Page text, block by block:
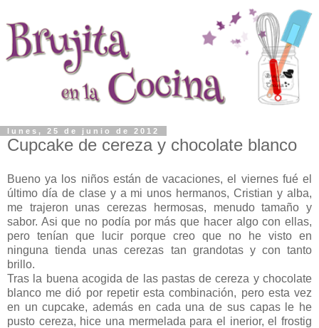
lunes, 25 de junio de 2012
Cupcake de cereza y chocolate blanco
Bueno ya los niños están de vacaciones, el viernes fué el
último día de clase y a mi unos hermanos, Cristian y alba,
me trajeron unas cerezas hermosas, menudo tamaño y
sabor. Asi que no podía por más que hacer algo con ellas,
pero tenían que lucir porque creo que no he visto en
ninguna tienda unas cerezas tan grandotas y con tanto
brillo.
Tras la buena acogida de las pastas de cereza y chocolate
blanco me dió por repetir esta combinación, pero esta vez
en un cupcake, además en cada una de sus capas le he
pusto cereza, hice una mermelada para el inerior, el frostig